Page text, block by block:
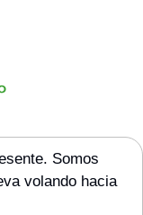
Somos
volando hacia